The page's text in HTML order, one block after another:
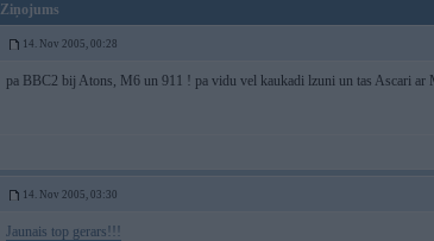
Ziņojums
14. Nov 2005, 00:28
pa BBC2 bij Atons, M6 un 911 ! pa vidu vel kaukadi lzuni un tas Ascari ar
14. Nov 2005, 03:30
Jaunais top gerars!!!